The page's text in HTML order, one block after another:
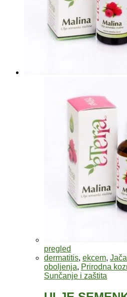
pregled
dermatitis, ekcem,
oboljenja, Prirodna
Sunčanje i zaštita